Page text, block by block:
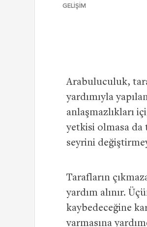
GELIŞIM
Arabuluculuk,
yardımıyla
anlaşmazlıkları
yetkisi olmasa da
seyrini
Tarafların
yardım alınır.
kaybedeceğine
varmasına